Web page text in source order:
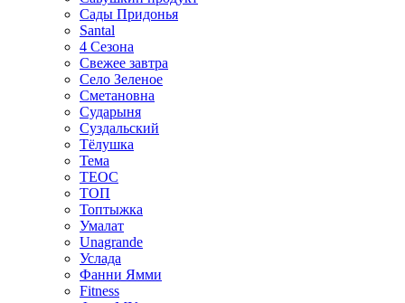
Сады Придонья
Santal
4 Сезона
Свежее завтра
Село Зеленое
Сметановна
Сударыня
Суздальский
Тёлушка
Тема
ТЕОС
ТОП
Топтыжка
Умалат
Unagrande
Услада
Фанни Ямми
Fitness